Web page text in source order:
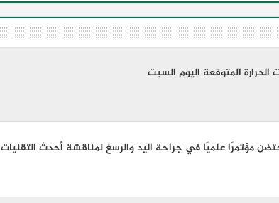
المتوقعة اليوم السبت
مؤتمرًا علميًا في جراحة اليد والرسغ لمناقشة أحدث التقنيات